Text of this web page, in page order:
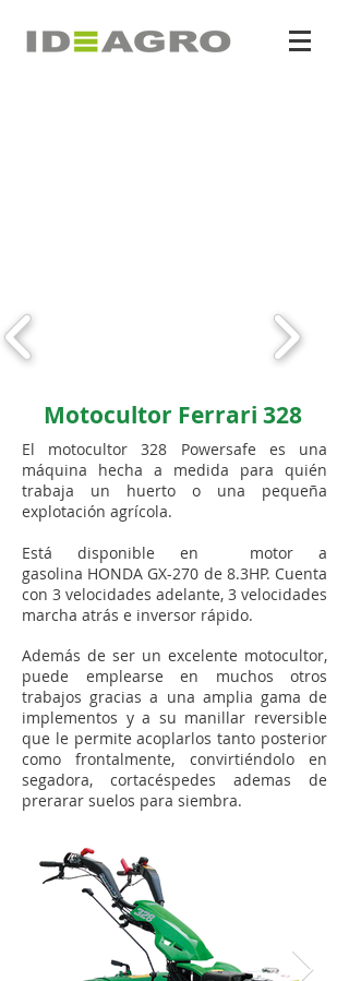
Motocultor Ferrari 328
El motocultor 328 Powersafe es una
máquina hecha a medida para quién
trabaja un huerto o una pequeña
explotación agrícola.
Está disponible en motor a
gasolina HONDA GX-270 de 8.3HP. Cuenta
con 3 velocidades adelante, 3 velocidades
marcha atrás e inversor rápido.
Además de ser un excelente motocultor,
puede emplearse en muchos otros
trabajos gracias a una amplia gama de
implementos y a su manillar reversible
que le permite acoplarlos tanto posterior
como frontalmente, convirtiéndolo en
segadora, cortacéspedes ademas de
prerarar suelos para siembra.